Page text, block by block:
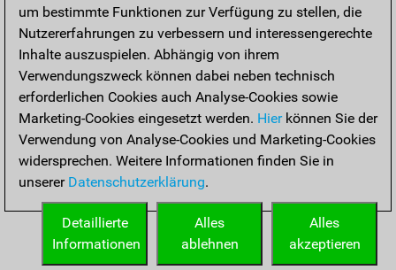
Startseite
um bestimmte Funktionen zur Verfügung zu stellen, die
Nutzererfahrungen zu verbessern und interessengerechte
Inhalte auszuspielen. Abhängig von ihrem
Verwendungszweck können dabei neben technisch
erforderlichen Cookies auch Analyse-Cookies sowie
Marketing-Cookies eingesetzt werden. Hierkönnen Sie der
Verwendung von Analyse-Cookies und Marketing-Cookies
widersprechen. Weitere Informationen finden Sie in
unserer Datenschutzerklärung.
Alles
akzeptieren
Alles
ablehnen
Detaillierte
Informationen